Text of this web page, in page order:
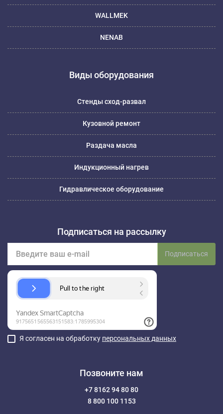
WALLMEK
NENAB
Виды оборудования
Стенды сход-развал
Кузовной ремонт
Раздача масла
Индукционный нагрев
Гидравлическое оборудование
Подписаться на рассылку
Подписаться
Я согласен на обработку персональных данных
Позвоните нам
+7 8162 94 80 80
8 800 100 1153